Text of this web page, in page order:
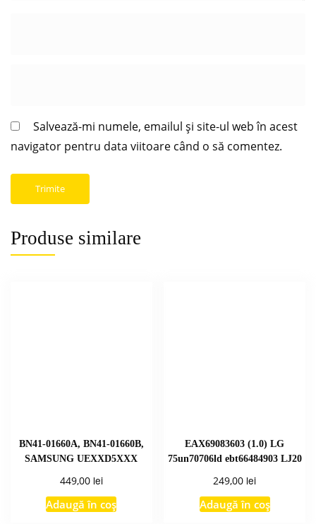
Salvează-mi numele, emailul și site-ul web în acest
navigator pentru data viitoare când o să comentez.
Produse similare
BN41-01660A, BN41-01660B,
SAMSUNG UEXXD5XXX
449,00 lei
Adaugă în coș
EAX69083603 (1.0) LG
75un70706ld ebt66484903 LJ20
249,00 lei
Adaugă în coș